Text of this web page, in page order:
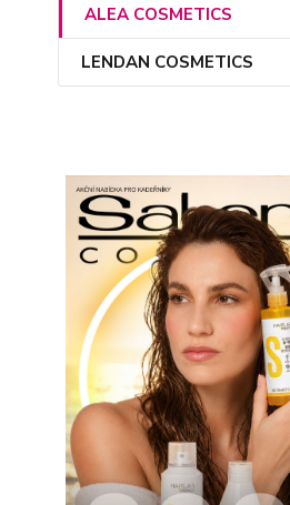
ALEA COSMETICS
LENDAN COSMETICS